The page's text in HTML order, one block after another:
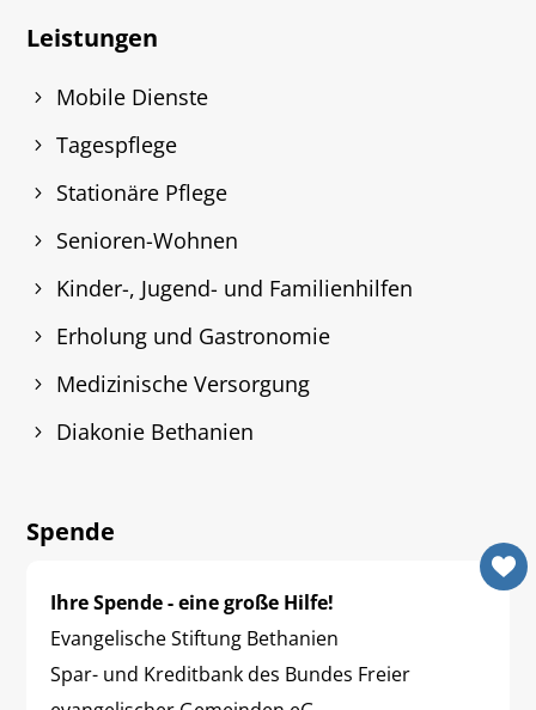
Leistungen
Mobile Dienste
Tagespflege
Stationäre Pflege
Senioren-Wohnen
Kinder-, Jugend- und Familienhilfen
Erholung und Gastronomie
Medizinische Versorgung
Diakonie Bethanien
Spende
Ihre Spende - eine große Hilfe!
Evangelische Stiftung Bethanien
Spar- und Kreditbank des Bundes Freier